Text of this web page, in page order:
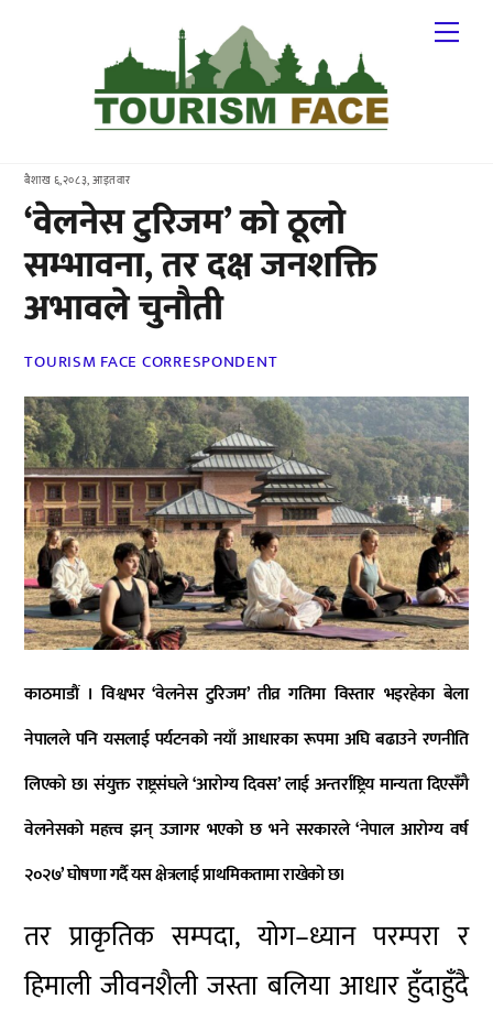
बैशाख ६,२०८३, आइतवार
‘वेलनेस टुरिजम’ को ठूलो
सम्भावना, तर दक्ष जनशक्ति
अभावले चुनौती
TOURISM FACE CORRESPONDENT
काठमाडौं ।विश्वभर ‘वेलनेस टुरिजम’ तीव्र गतिमा विस्तार भइरहेका बेला
नेपालले पनि यसलाई पर्यटनको नयाँ आधारका रूपमा अघि बढाउने रणनीति
लिएको छ।संयुक्त राष्ट्रसंघले ‘आरोग्य दिवस’ लाई अन्तर्राष्ट्रिय मान्यता दिएसँगै
वेलनेसको महत्त्व झन् उजागर भएको छ भने सरकारले ‘नेपाल आरोग्य वर्ष
२०२७’ घोषणा गर्दै यस क्षेत्रलाई प्राथमिकतामा राखेको छ।
तर प्राकृतिक सम्पदा, योग–ध्यान परम्परा र
हिमाली जीवनशैली जस्ता बलिया आधार हुँदाहुँदै